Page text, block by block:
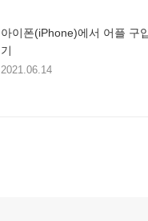
아이폰(iPhone)에서 어플 구
기
2021.06.14